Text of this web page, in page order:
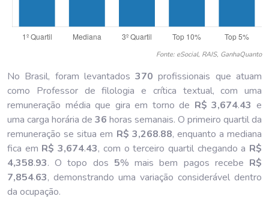
Fonte: eSocial, RAIS, GanhaQuanto
No Brasil, foram levantados370 profissionais que atuam
como Professor de filologia e crítica textual, com uma
remuneração média que gira em torno de R$ 3,674.43 e
uma carga horária de 36 horas semanais. O primeiro quartil da
remuneração se situa em R$ 3,268.88, enquanto a mediana
fica em R$ 3,674.43, com o terceiro quartil chegando a R$
4,358.93. O topo dos 5% mais bem pagos recebe R$
7,854.63, demonstrando uma variação considerável dentro
da ocupação.